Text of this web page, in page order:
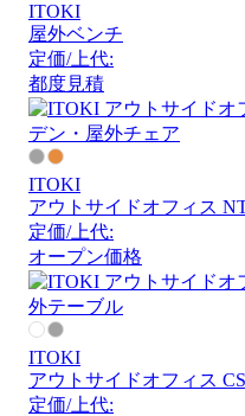
ITOKI
屋外ベンチ
定価/上代:
都度見積
ITOKI
アウトサイドオフィス
定価/上代:
オープン価格
ITOKI
アウトサイドオフィス
定価/上代: